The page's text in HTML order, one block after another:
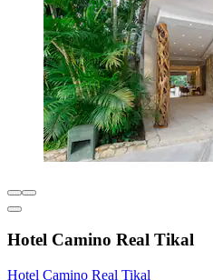
Hotel Camino Real Tikal
Hotel Camino Real Tikal